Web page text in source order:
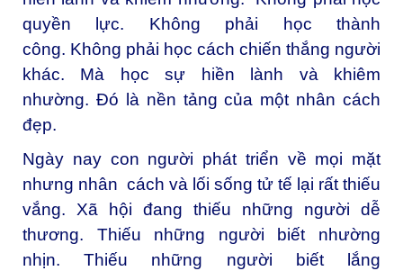
quyền lực. Không phải học thành
công. Không phải học cách chiến thắng người
khác. Mà học sự hiền lành và khiêm
nhường. Đó là nền tảng của một nhân cách
đẹp.
Ngày nay con người phát triển về mọi mặt
nhưng nhân cách và lối sống tử tế lại rất thiếu
vắng. Xã hội đang thiếu những người dễ
thương. Thiếu những người biết nhường
nhịn. Thiếu những người biết lắng